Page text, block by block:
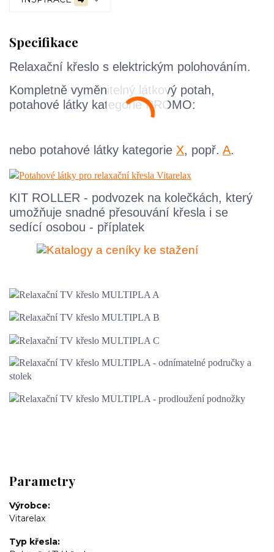
Specifikace
Relaxační křeslo s elektrickým polohováním.
Kompletně vyměnitelný látkový potah,
potahové látky kategorie PROMO:
nebo potahové látky kategorie X, popř. A.
KIT ROLLER - podvozek na kolečkách, který
umožňuje snadné přesouvání křesla i se
sedící osobou - příplatek
Parametry
Výrobce
Vitarelax
Typ křesla